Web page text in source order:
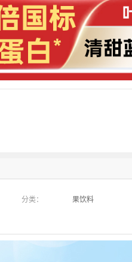
分类： 果饮料